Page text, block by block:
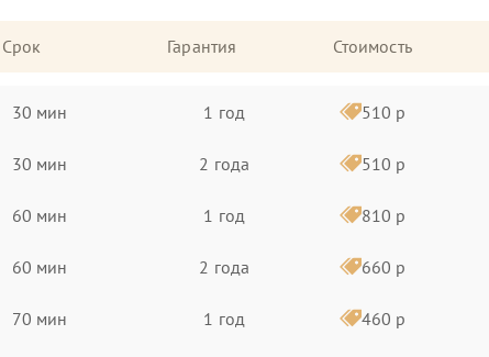
Срок Гарантия Стоимость
30 мин 1 год 510 р
30 мин 2 года 510 р
60 мин 1 год 810 р
60 мин 2 года 660 р
70 мин 1 год 460 р